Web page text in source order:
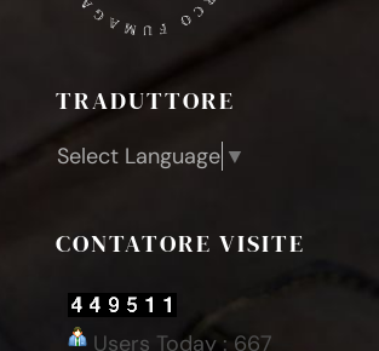
TRADUTTORE
Select Language ▼
CONTATORE VISITE
Users Today : 667